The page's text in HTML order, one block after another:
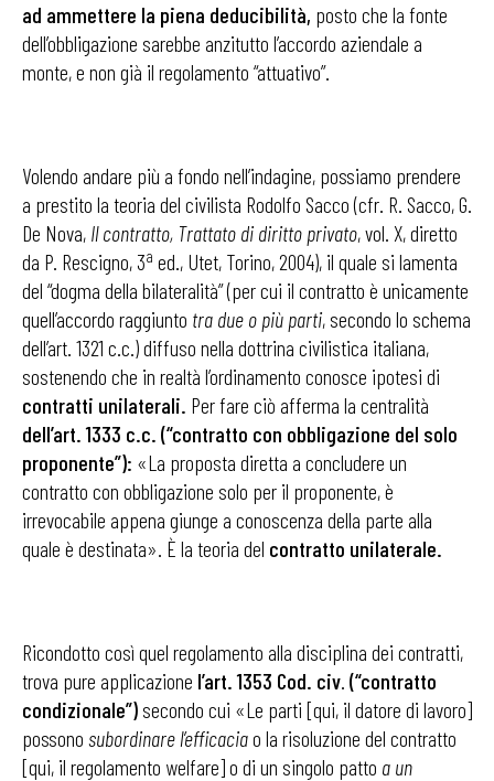
ad ammettere la piena deducibilità, posto che la fonte
dell’obbligazione sarebbe anzitutto l’accordo aziendale a
monte, e non già il regolamento “attuativo”.
Volendo andare più a fondo nell’indagine, possiamo prendere
a prestito la teoria del civilista Rodolfo Sacco (cfr. R. Sacco, G.
De Nova, Il contratto, Trattato di diritto privato, vol. X, diretto
da P. Rescigno, 3a ed., Utet, Torino, 2004), il quale si lamenta
del “dogma della bilateralità” (per cui il contratto è unicamente
quell’accordo raggiunto tra due o più parti, secondo lo schema
dell’art. 1321 c.c.) diffuso nella dottrina civilistica italiana,
sostenendo che in realtà l’ordinamento conosce ipotesi di
contratti unilaterali. Per fare ciò afferma la centralità
dell’art. 1333 c.c. (“contratto con obbligazione del solo
proponente”): «La proposta diretta a concludere un
contratto con obbligazione solo per il proponente, è
irrevocabile appena giunge a conoscenza della parte alla
quale è destinata». È la teoria del contratto unilaterale.
Ricondotto così quel regolamento alla disciplina dei contratti,
trova pure applicazione l’art. 1353 Cod. civ. (“contratto
condizionale”) secondo cui «Le parti [qui, il datore di lavoro]
possono subordinare l’efficaciao la risoluzione del contratto
[qui, il regolamento welfare] o di un singolo patto a un